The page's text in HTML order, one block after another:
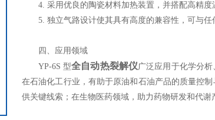
4. 采用优良的陶瓷材料加热装置，并搭配高精
5. 独立气路设计使其具有高度的兼容性，可与
四、应用领域
YP-6S 型全自动热裂解仪广泛应用于化学分
在石油化工行业，有助于原油和石油产品的质量控
供关键线索；在生物医药领域，助力药物研发和代谢